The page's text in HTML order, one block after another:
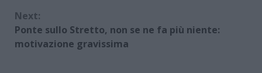
Next:
Ponte sullo Stretto, non se ne fa più niente:
motivazione gravissima